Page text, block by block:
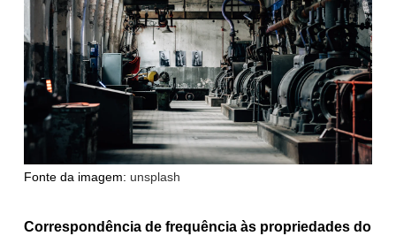
Fonte da imagem: unsplash
Correspondência de frequência às propriedades do